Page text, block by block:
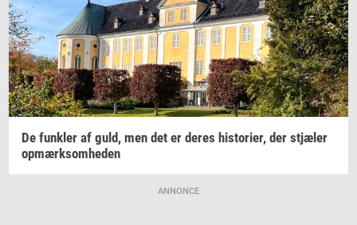
De funk­ler af guld, men det er deres hi­sto­ri­er, der stjæ­ler
op­mærk­som­he­den
ANNONCE